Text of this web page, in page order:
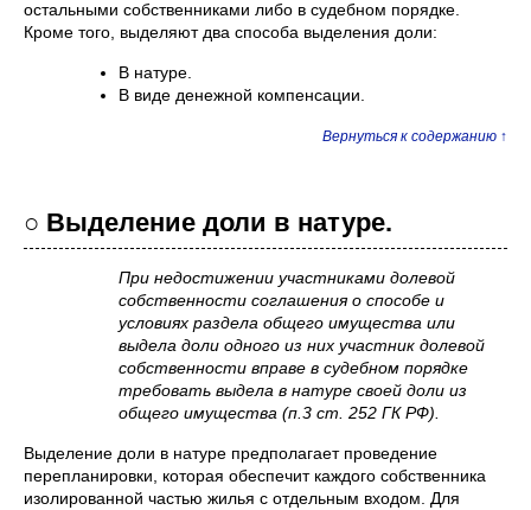
остальными собственниками либо в судебном порядке.
Кроме того, выделяют два способа выделения доли:
В натуре.
В виде денежной компенсации.
Вернуться к содержанию ↑
○ Выделение доли в натуре.
При недостижении участниками долевой
собственности соглашения о способе и
условиях раздела общего имущества или
выдела доли одного из них участник долевой
собственности вправе в судебном порядке
требовать выдела в натуре своей доли из
общего имущества (п.3 ст. 252 ГК РФ).
Выделение доли в натуре предполагает проведение
перепланировки, которая обеспечит каждого собственника
изолированной частью жилья с отдельным входом. Для